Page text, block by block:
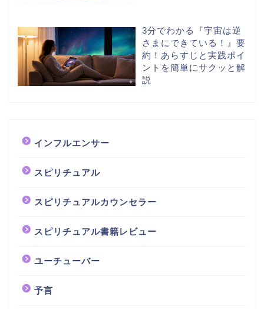
3分でわかる『宇宙は逆
さまにできている！』要
約！あらすじと実践ポイ
ントを簡単にサクッと解
説
インフルエンサー
スピリチュアル
スピリチュアルカウンセラー
スピリチュアル書籍レビュー
ユーチューバー
予言